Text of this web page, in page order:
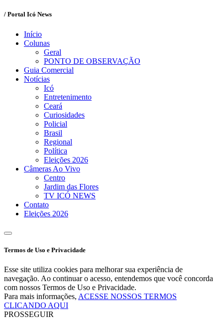
/ Portal Icó News
Início
Colunas
Geral
PONTO DE OBSERVAÇÃO
Guia Comercial
Notícias
Icó
Entretenimento
Ceará
Curiosidades
Policial
Brasil
Regional
Política
Eleições 2026
Câmeras Ao Vivo
Centro
Jardim das Flores
TV ICÓ NEWS
Contato
Eleições 2026
Termos de Uso e Privacidade
Esse site utiliza cookies para melhorar sua experiência de
navegação. Ao continuar o acesso, entendemos que você concorda
com nossos Termos de Uso e Privacidade.
Para mais informações, ACESSE NOSSOS TERMOS
CLICANDO AQUI
PROSSEGUIR